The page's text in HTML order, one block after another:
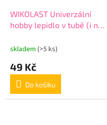
WIKOLAST Univerzální
hobby lepidlo v tubě (i na
skladem (>5 ks)
49 Kč
Do košíku